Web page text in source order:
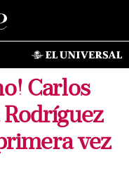
Carlos
vez